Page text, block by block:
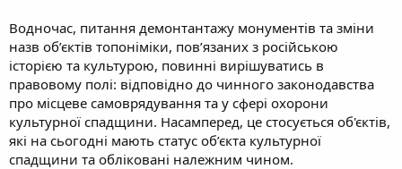
Водночас, питання демонтантажу монументів та зміни
назв об’єктів топоніміки, пов’язаних з російською
історією та культурою, повинні вирішуватись в
правовому полі: відповідно до чинного законодавства
про місцеве самоврядування та у сфері охорони
культурної спадщини. Насамперед, це стосується об'єктів,
які на сьогодні мають статус об’єкта культурної
спадщини та обліковані належним чином.